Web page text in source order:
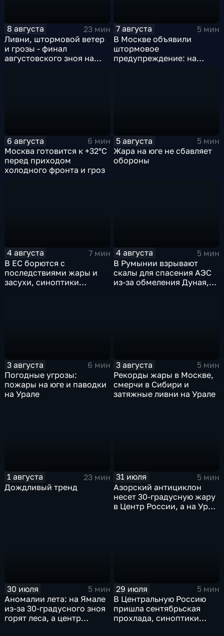
8 августа
23 мин
Ливни, штормовой ветер
и грозы - финал
августовского зноя на
7 августа
5 мин
В Москве объявили
штормовое
предупреждение: на
6 августа
6 мин
Москва готовится к +32°C
перед приходом
холодного фронта и гроз
5 августа
5 мин
Жара на юге не сбавляет
обороны
4 августа
7 мин
В ЕС борются с
последствиями жары и
засухи, синоптики
4 августа
5 мин
В Румынии взрывают
скалы для спасения АЭС
из-за обмеления Дуная,
3 августа
6 мин
Погодные угрозы:
пожары на юге и паводки
на Урале
3 августа
5 мин
Рекорды жары в Москве,
смерчи в Сибири и
затяжные ливни на Урале
1 августа
23 мин
Дождливый тренд
31 июля
5 мин
Азорский антициклон
несет 30-градусную жару
в Центр России, а на Урал
30 июля
5 мин
Аномалии лета: на Ямале
из-за 30-градусного зноя
горят леса, а центр
29 июля
5 мин
В Центральную Россию
пришла сентябрьская
прохлада, синоптики